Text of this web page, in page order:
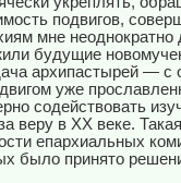
подвигов,
мне неоднократно
будущие
архипастырей — с
уже
содействовать
веру в ХХ веке.
епархиальных
было принято